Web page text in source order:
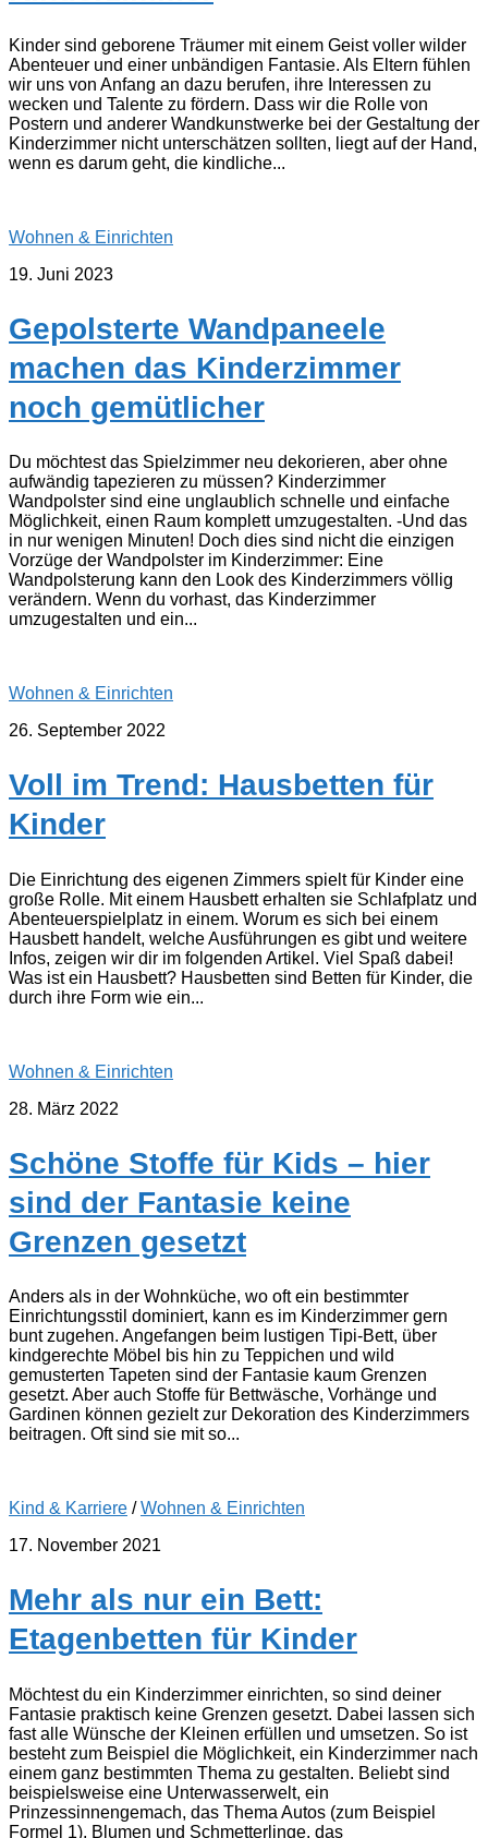
Kinder sind geborene Träumer mit einem Geist voller wilder
Abenteuer und einer unbändigen Fantasie. Als Eltern fühlen
wir uns von Anfang an dazu berufen, ihre Interessen zu
wecken und Talente zu fördern. Dass wir die Rolle von
Postern und anderer Wandkunstwerke bei der Gestaltung der
Kinderzimmer nicht unterschätzen sollten, liegt auf der Hand,
wenn es darum geht, die kindliche...
Wohnen & Einrichten
19. Juni 2023
Gepolsterte Wandpaneele
machen das Kinderzimmer
noch gemütlicher
Du möchtest das Spielzimmer neu dekorieren, aber ohne
aufwändig tapezieren zu müssen? Kinderzimmer
Wandpolster sind eine unglaublich schnelle und einfache
Möglichkeit, einen Raum komplett umzugestalten. -Und das
in nur wenigen Minuten! Doch dies sind nicht die einzigen
Vorzüge der Wandpolster im Kinderzimmer: Eine
Wandpolsterung kann den Look des Kinderzimmers völlig
verändern. Wenn du vorhast, das Kinderzimmer
umzugestalten und ein...
Wohnen & Einrichten
26. September 2022
Voll im Trend: Hausbetten für
Kinder
Die Einrichtung des eigenen Zimmers spielt für Kinder eine
große Rolle. Mit einem Hausbett erhalten sie Schlafplatz und
Abenteuerspielplatz in einem. Worum es sich bei einem
Hausbett handelt, welche Ausführungen es gibt und weitere
Infos, zeigen wir dir im folgenden Artikel. Viel Spaß dabei!
Was ist ein Hausbett? Hausbetten sind Betten für Kinder, die
durch ihre Form wie ein...
Wohnen & Einrichten
28. März 2022
Schöne Stoffe für Kids – hier
sind der Fantasie keine
Grenzen gesetzt
Anders als in der Wohnküche, wo oft ein bestimmter
Einrichtungsstil dominiert, kann es im Kinderzimmer gern
bunt zugehen. Angefangen beim lustigen Tipi-Bett, über
kindgerechte Möbel bis hin zu Teppichen und wild
gemusterten Tapeten sind der Fantasie kaum Grenzen
gesetzt. Aber auch Stoffe für Bettwäsche, Vorhänge und
Gardinen können gezielt zur Dekoration des Kinderzimmers
beitragen. Oft sind sie mit so...
Kind & Karriere /Wohnen & Einrichten
17. November 2021
Mehr als nur ein Bett:
Etagenbetten für Kinder
Möchtest du ein Kinderzimmer einrichten, so sind deiner
Fantasie praktisch keine Grenzen gesetzt. Dabei lassen sich
fast alle Wünsche der Kleinen erfüllen und umsetzen. So ist
besteht zum Beispiel die Möglichkeit, ein Kinderzimmer nach
einem ganz bestimmten Thema zu gestalten. Beliebt sind
beispielsweise eine Unterwasserwelt, ein
Prinzessinnengemach, das Thema Autos (zum Beispiel
Formel 1), Blumen und Schmetterlinge, das